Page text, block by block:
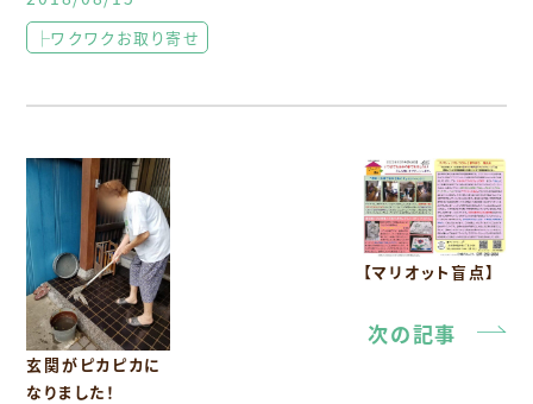
├ワクワクお取り寄せ
玄関がピカピカに
なりました！
【マリオット盲点】
次の記事